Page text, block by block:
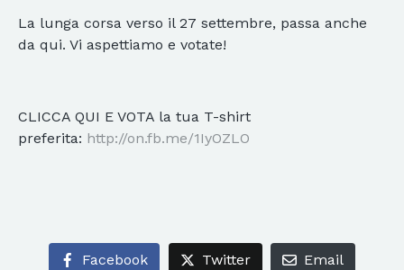
La lunga corsa verso il 27 settembre, passa anche
da qui. Vi aspettiamo e votate!
CLICCA QUI E VOTA la tua T-shirt
preferita: http://on.fb.me/1IyOZLO
Facebook Twitter Email